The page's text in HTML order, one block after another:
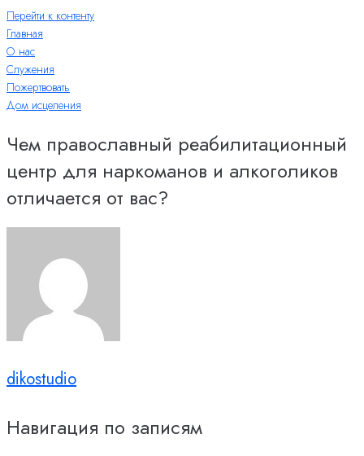
Перейти к контенту
Главная
О нас
Служения
Пожертвовать
Дом исцеления
Чем православный реабилитационный
центр для наркоманов и алкоголиков
отличается от вас?
dikostudio
Навигация по записям